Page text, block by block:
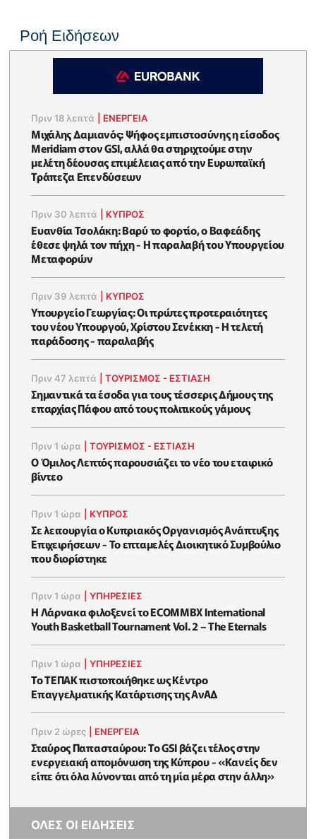
Ροή Ειδήσεων
Πριν 18 λεπτά ΕΝΈΡΓΕΙΑ
Μιχάλης Δαμιανός: Ψήφος εμπιστοσύνης η είσοδος
Meridiam στον GSI, αλλά θα στηριχτούμε στην
μελέτη δέουσας επιμέλειας από την Ευρωπαϊκή
Τράπεζα Επενδύσεων
Πριν 30 λεπτά ΚΥΠΡΟΣ
Ευανθία Τσολάκη: Βαρύ το φορτίο, ο Βαφεάδης
έθεσε ψηλά τον πήχη - Η παραλαβή του Υπουργείου
Μεταφορών
Πριν 39 λεπτά ΚΥΠΡΟΣ
Υπουργείο Γεωργίας: Οι πρώτες προτεραιότητες
του νέου Υπουργού, Χρίστου Σενέκκη - Η τελετή
παράδοσης - παραλαβής
Πριν 47 λεπτά |ΤΟΥΡΙΣΜΟΣ - ΕΣΤΙΑΣΗ
Σημαντικά τα έσοδα για τους τέσσερις Δήμους της
επαρχίας Πάφου από τους πολιτικούς γάμους
Πριν 1 ώρα |ΤΟΥΡΙΣΜΟΣ - ΕΣΤΙΑΣΗ
Ο Όμιλος Λεπτός παρουσιάζει το νέο του εταιρικό
βίντεο
Πριν 1 ώρα ΚΥΠΡΟΣ
Σε λειτουργία ο Κυπριακός Οργανισμός Ανάπτυξης
Επιχειρήσεων - To επταμελές Διοικητικό Συμβούλιο
που διορίστηκε
Πριν 1 ώρα |ΥΠΗΡΕΣΙΕΣ
Η Λάρνακα φιλοξενεί το ECOMMBX International
Youth Basketball Tournament Vol. 2 – The Eternals
Πριν 1 ώρα |ΥΠΗΡΕΣΙΕΣ
Το ΤΕΠΑΚ πιστοποιήθηκε ως Κέντρο
Επαγγελματικής Κατάρτισης της ΑνΑΔ
Πριν 2 ώρες ΕΝΈΡΓΕΙΑ
Σταύρος Παπασταύρου: Το GSI βάζει τέλος στην
ενεργειακή απομόνωση της Κύπρου - «Κανείς δεν
είπε ότι όλα λύνονται από τη μία μέρα στην άλλη»
ΟΛΕΣ ΟΙ ΕΙΔΗΣΕΙΣ